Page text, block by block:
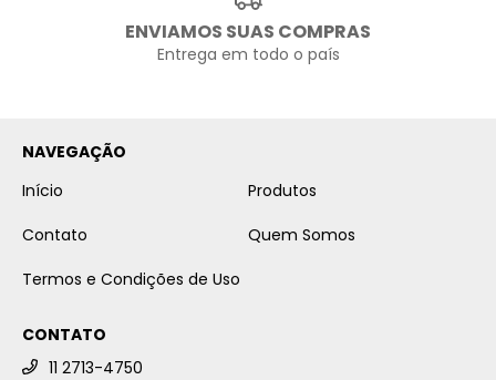
ENVIAMOS SUAS COMPRAS
Entrega em todo o país
NAVEGAÇÃO
Início
Produtos
Contato
Quem Somos
Termos e Condições de Uso
CONTATO
11 2713-4750